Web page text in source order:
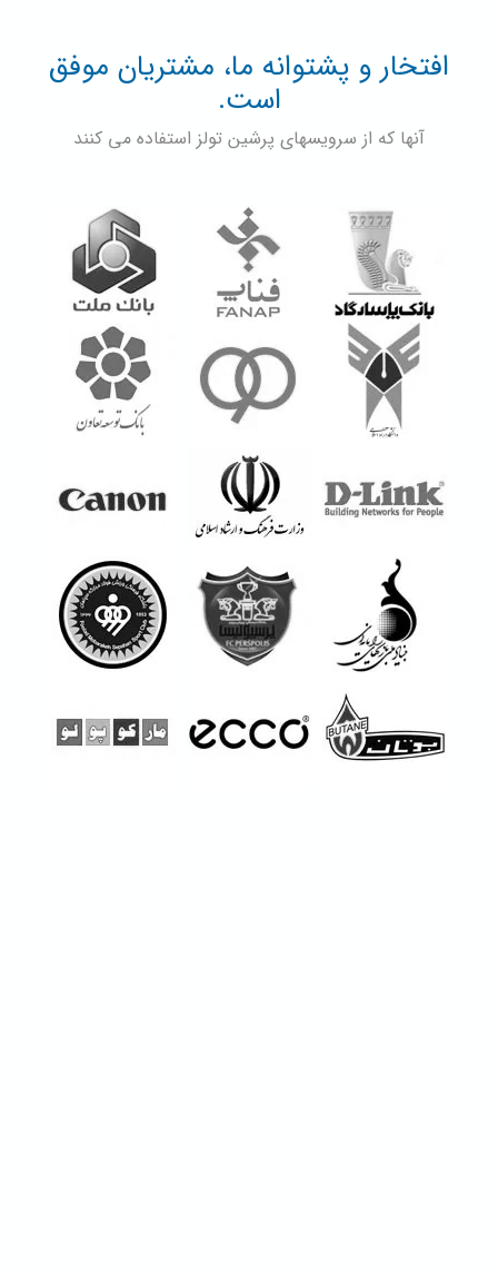
افتخار و پشتوانه ما، مشتریان موفق
است.
آنها که از سرویسهای پرشین تولز استفاده می کنند